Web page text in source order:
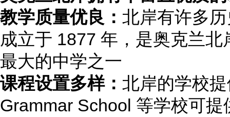
教学质量优良： 北岸有许多
成立于 1877 年，是奥克兰
最大的中学之一
课程设置多样： 北岸的学校
Grammar School 等学校可